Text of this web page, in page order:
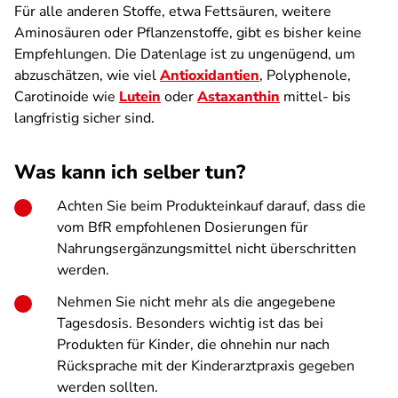
Für alle anderen Stoffe, etwa Fettsäuren, weitere
Aminosäuren oder Pflanzenstoffe, gibt es bisher keine
Empfehlungen. Die Datenlage ist zu ungenügend, um
abzuschätzen, wie vielAntioxidantien, Polyphenole,
Carotinoide wie Lutein oderAstaxanthin mittel- bis
langfristig sicher sind.
Was kann ich selber tun?
Achten Sie beim Produkteinkauf darauf, dass die
vom BfR empfohlenen Dosierungen für
Nahrungsergänzungsmittel nicht überschritten
werden.
Nehmen Sie nicht mehr als die angegebene
Tagesdosis. Besonders wichtig ist das bei
Produkten für Kinder, die ohnehin nur nach
Rücksprache mit der Kinderarztpraxis gegeben
werden sollten.